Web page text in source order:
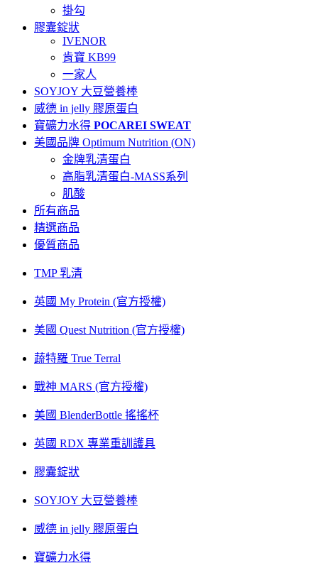
掛勾
膠囊錠狀
IVENOR
肯寶 KB99
一家人
SOYJOY 大豆營養棒
威德 in jelly 膠原蛋白
寶礦力水得 POCAREI SWEAT
美國品牌 Optimum Nutrition (ON)
金牌乳清蛋白
高脂乳清蛋白-MASS系列
肌酸
所有商品
精選商品
優質商品
TMP 乳清
英國 My Protein (官方授權)
美國 Quest Nutrition (官方授權)
蔬特羅 True Terral
戰神 MARS (官方授權)
美國 BlenderBottle 搖搖杯
英國 RDX 專業重訓護具
膠囊錠狀
SOYJOY 大豆營養棒
威德 in jelly 膠原蛋白
寶礦力水得